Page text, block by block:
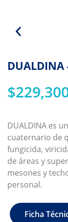
$
DUALDINA es
cuaternario de
fungicida,
de áreas y
mesones y
personal.
Ficha